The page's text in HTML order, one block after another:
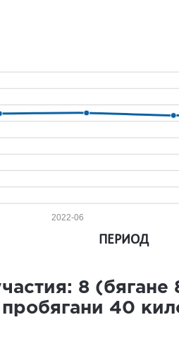
2022-06
ПЕРИОД
8 (бягане
пробягани 40